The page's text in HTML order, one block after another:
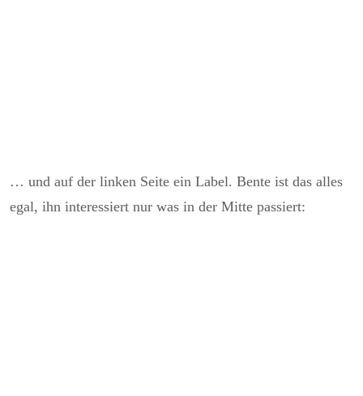
… und auf der linken Seite ein Label. Bente ist das alles
egal, ihn interessiert nur was in der Mitte passiert: